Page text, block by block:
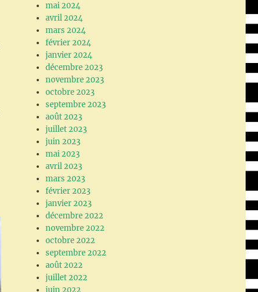
mai 2024
avril 2024
mars 2024
février 2024
janvier 2024
décembre 2023
novembre 2023
octobre 2023
septembre 2023
août 2023
juillet 2023
juin 2023
mai 2023
avril 2023
mars 2023
février 2023
janvier 2023
décembre 2022
novembre 2022
octobre 2022
septembre 2022
août 2022
juillet 2022